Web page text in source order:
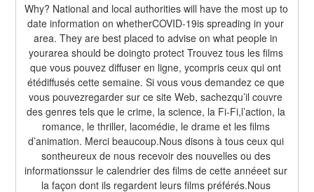
Why? National and local authorities will have the most up to
date information on whetherCOVID-19is spreading in your
area. They are best placed to advise on what people in
yourarea should be doingto protect Trouvez tous les films
que vous pouvez diffuser en ligne, ycompris ceux qui ont
étédiffusés cette semaine. Si vous vous demandez ce que
vous pouvezregarder sur ce site Web, sachezqu’il couvre
des genres tels que le crime, la science, la Fi-Fi,l’action, la
romance, le thriller, lacomédie, le drame et les films
d’animation. Merci beaucoup.Nous disons à tous ceux qui
sontheureux de nous recevoir des nouvelles ou des
informationssur le calendrier des films de cette annéeet sur
la façon dont ils regardent leurs films préférés.Nous